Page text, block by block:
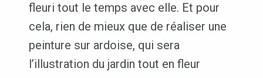
fleuri tout le temps avec elle. Et pour
cela, rien de mieux que de réaliser une
peinture sur ardoise, qui sera
l’illustration du jardin tout en fleur